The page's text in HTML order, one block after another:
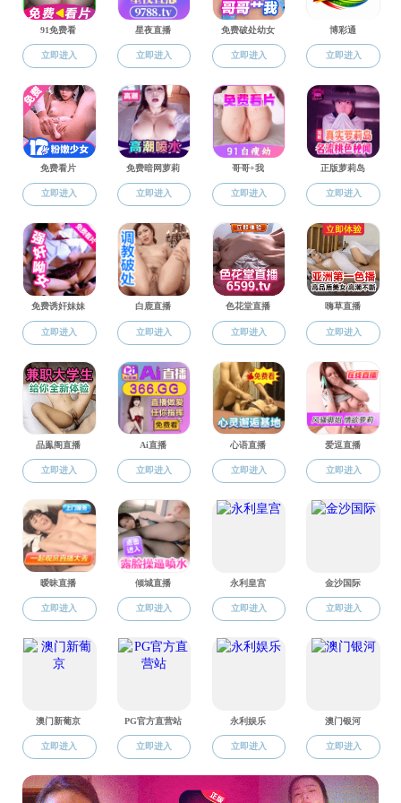
本科生事务
附件【黄色片 发〔
上一条：黄色片
下一条：黄色片